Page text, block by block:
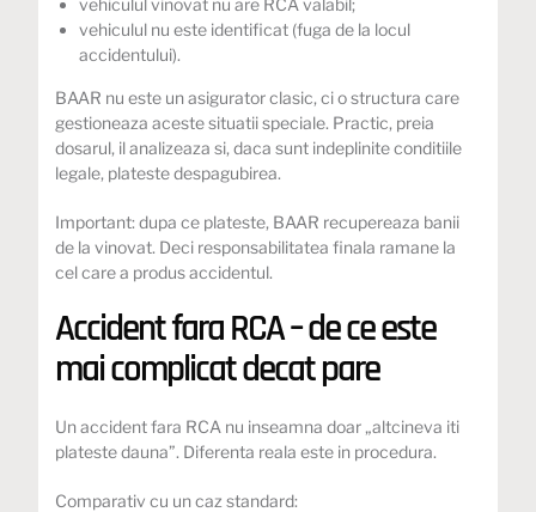
vehiculul nu este identificat (fuga de la locul
accidentului).
BAAR nu este un asigurator clasic, ci o structura care
gestioneaza aceste situatii speciale. Practic, preia
dosarul, il analizeaza si, daca sunt indeplinite conditiile
legale, plateste despagubirea.
Important: dupa ce plateste, BAAR recupereaza banii
de la vinovat. Deci responsabilitatea finala ramane la
cel care a produs accidentul.
Accident fara RCA – de ce este
mai complicat decat pare
Un accident fara RCA nu inseamna doar „altcineva iti
plateste dauna”. Diferenta reala este in procedura.
Comparativ cu un caz standard: